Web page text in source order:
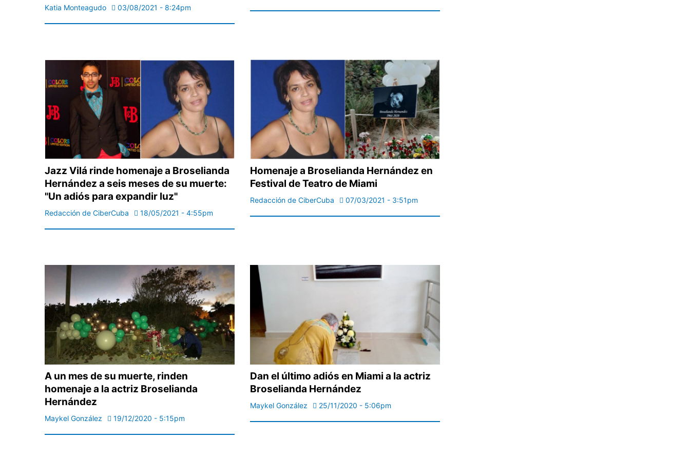
Katia Monteagudo 03/08/2021 - 8:24pm
Jazz Vilá rinde homenaje a Broselianda
Hernández a seis meses de su muerte:
"Un adiós para expandir luz"
Redacción de CiberCuba 18/05/2021 - 4:55pm
Homenaje a Broselianda Hernández en
Festival de Teatro de Miami
Redacción de CiberCuba 07/03/2021 - 3:51pm
A un mes de su muerte, rinden
homenaje a la actriz Broselianda
Hernández
Maykel González 19/12/2020 - 5:15pm
Dan el último adiós en Miami a la actriz
Broselianda Hernández
Maykel González 25/11/2020 - 5:06pm